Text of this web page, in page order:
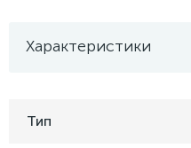
Характеристики
Тип